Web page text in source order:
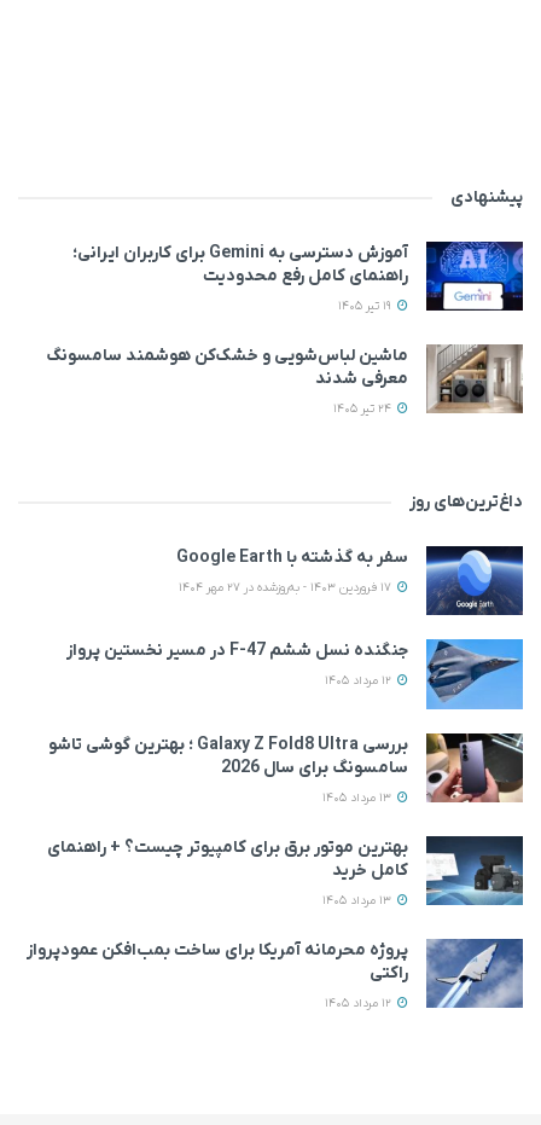
پیشنهادی
آموزش دسترسی به Gemini برای کاربران ایرانی؛
راهنمای کامل رفع محدودیت
ماشین لباس‌شویی‌ و خشک‌کن هوشمند سامسونگ
معرفی شدند
داغ‌ترین‌های روز
سفر به گذشته با Google Earth
جنگنده نسل ششم F-47 در مسیر نخستین پرواز
بررسی Galaxy Z Fold8 Ultra ؛ بهترین گوشی تاشو
سامسونگ برای سال 2026
بهترین موتور برق برای کامپیوتر چیست؟ + راهنمای
کامل خرید
پروژه محرمانه آمریکا برای ساخت بمب‌افکن عمودپرواز
راکتی